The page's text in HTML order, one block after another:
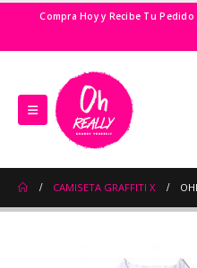
Compra Hoy y Recibe Tu Pedido
CAMISETA GRAFFITI X